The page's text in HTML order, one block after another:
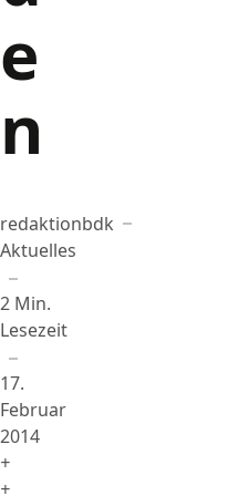
e
n
Beigetragen von
redaktionbdk
in
Aktuelles
2 Min.
Lesezeit
17.
Februar
2014
+
+